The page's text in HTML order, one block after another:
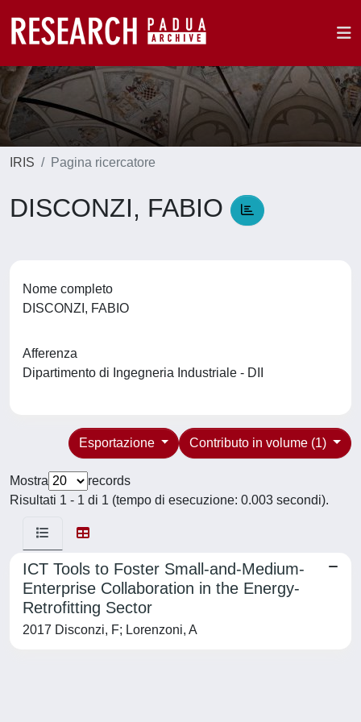
IRIS Pagina ricercatore
DISCONZI, FABIO
Nome completo
DISCONZI, FABIO
Afferenza
Dipartimento di Ingegneria Industriale - DII
Contributo in volume (1)
Esportazione
Mostra
records
Risultati 1 - 1 di 1 (tempo di esecuzione: 0.003 secondi).
ICT Tools to Foster Small-and-Medium-
Enterprise Collaboration in the Energy-
Retrofitting Sector
2017 Disconzi, F; Lorenzoni, A